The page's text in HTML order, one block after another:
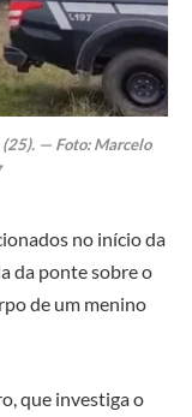
— Foto: Marcelo
no início da
da ponte sobre o
de um menino
que investiga o